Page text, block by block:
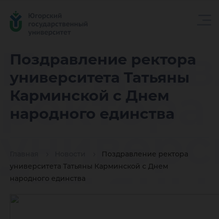
Поздравление ректора
университета Татьяны
Карминской с Днем
народного единства
Поздравление ректора
университета Татьяны Карминской с Днем
народного единства
ректора
Татьяны